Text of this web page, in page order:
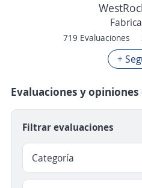
719 Evaluaciones
+
Evaluaciones y opiniones
Filtrar evaluaciones